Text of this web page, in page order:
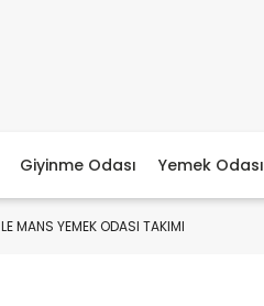
Giyinme Odası Yemek Odası
LE MANS YEMEK ODASI TAKIMI